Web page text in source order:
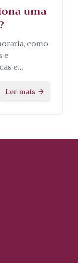
uma
como
e
e
Ler mais